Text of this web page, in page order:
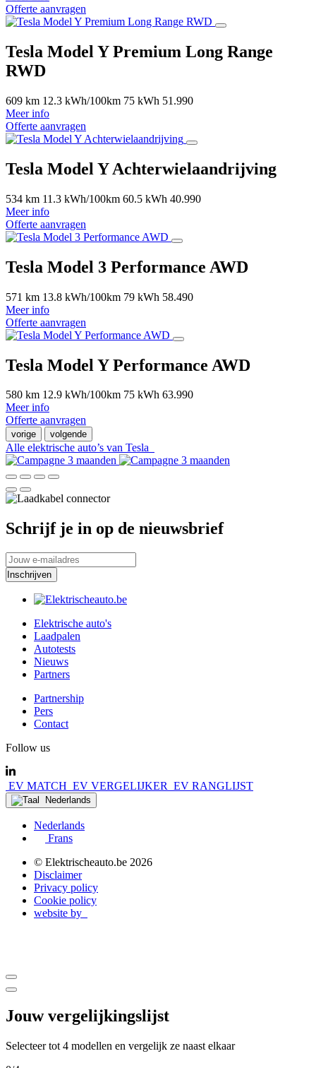
Offerte aanvragen
Tesla Model Y Premium Long Range
RWD
609 km 12.3 kWh/100km 75 kWh 51.990
Meer info
Offerte aanvragen
Tesla Model Y Achterwielaandrijving
534 km 11.3 kWh/100km 60.5 kWh 40.990
Meer info
Offerte aanvragen
Tesla Model 3 Performance AWD
571 km 13.8 kWh/100km 79 kWh 58.490
Meer info
Offerte aanvragen
Tesla Model Y Performance AWD
580 km 12.9 kWh/100km 75 kWh 63.990
Meer info
Offerte aanvragen
vorige volgende
Alle elektrische auto’s van Tesla
Schrijf je in op de nieuwsbrief
Elektrische auto's
Laadpalen
Autotests
Nieuws
Partners
Partnership
Pers
Contact
Follow us
EV MATCH EV VERGELIJKER EV RANGLIJST
Nederlands
Nederlands
Frans
© Elektrischeauto.be 2026
Disclaimer
Privacy policy
Cookie policy
website by
Jouw vergelijkingslijst
Selecteer tot 4 modellen en vergelijk ze naast elkaar